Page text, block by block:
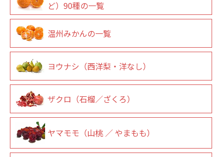
ど）90種の一覧
温州みかんの一覧
ヨウナシ（西洋梨・洋なし）
ザクロ（石榴／ざくろ）
ヤマモモ（山桃 ／ やまもも）